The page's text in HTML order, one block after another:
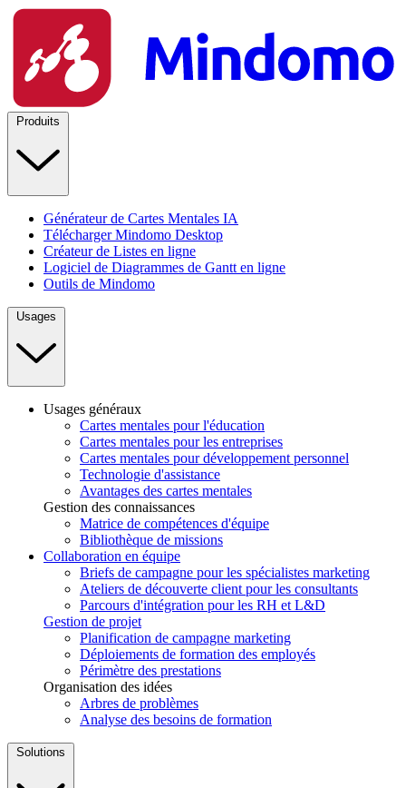
Produits
Générateur de Cartes Mentales IA
Télécharger Mindomo Desktop
Créateur de Listes en ligne
Logiciel de Diagrammes de Gantt en ligne
Outils de Mindomo
Usages
Usages généraux
Cartes mentales pour l'éducation
Cartes mentales pour les entreprises
Cartes mentales pour développement personnel
Technologie d'assistance
Avantages des cartes mentales
Gestion des connaissances
Matrice de compétences d'équipe
Bibliothèque de missions
Collaboration en équipe
Briefs de campagne pour les spécialistes marketing
Ateliers de découverte client pour les consultants
Parcours d'intégration pour les RH et L&D
Gestion de projet
Planification de campagne marketing
Déploiements de formation des employés
Périmètre des prestations
Organisation des idées
Arbres de problèmes
Analyse des besoins de formation
Solutions